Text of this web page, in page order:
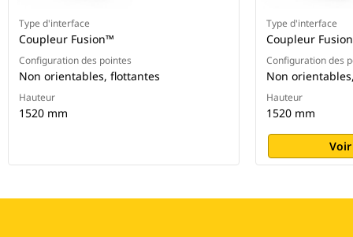
Type d'interface
Coupleur Fusion™
Configuration des pointes
Non orientables, flottantes
Hauteur
1520 mm
Type d'interface
Coupleur
Configuration des
Non
Hauteur
1520 mm